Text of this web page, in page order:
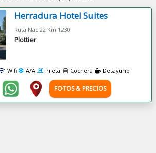
Herradura Hotel Suites
Ruta Nac 22 Km 1230
Plottier
Wifi A/A Pileta Cochera Desayuno
FOTOS & PRECIOS